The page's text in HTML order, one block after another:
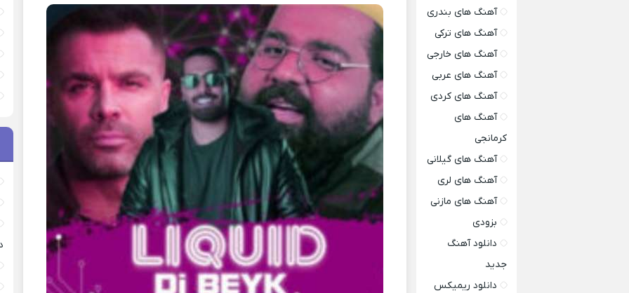
آهنگ های بندری
آهنگ های ترکی
آهنگ های خارجی
آهنگ های عربی
آهنگ های کردی
آهنگ های
کرمانجی
آهنگ های گیلانی
آهنگ های لری
آهنگ های مازنی
بزودی
دانلود آهنگ
جدید
دانلود ریمیکس